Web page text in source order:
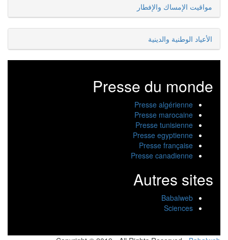
مواقيت الإمساك والإفطار
الأعياد الوطنية والدينية
Presse du monde
Presse algérienne
Presse marocaine
Presse tunisienne
Presse egyptienne
Presse française
Presse canadienne
Autres sites
Babalweb
Sciences